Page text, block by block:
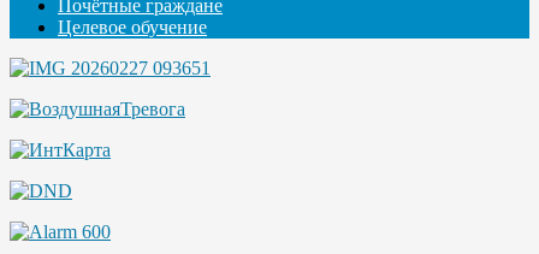
Почётные граждане
Целевое обучение